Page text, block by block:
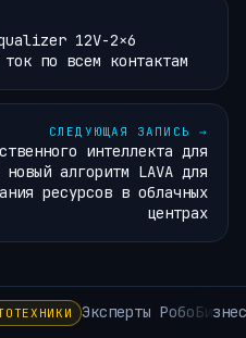
12V-2×6
ток по всем контактам
СЛЕДУЮЩАЯ ЗАПИСЬ →
интеллекта для
алгоритм LAVA для
ресурсов в облачных
центрах
Эксперты